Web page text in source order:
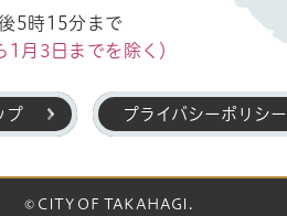
5時15分まで
1月3日までを除く）
プ プライバシーポリシー
© CITY OF TAKAHAGI.